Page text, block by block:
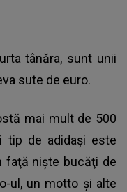
tânăra, sunt unii
sute de euro.
mai mult de 500
tip de adidași este
faţă nişte bucăţi de
ul, un motto şi alte